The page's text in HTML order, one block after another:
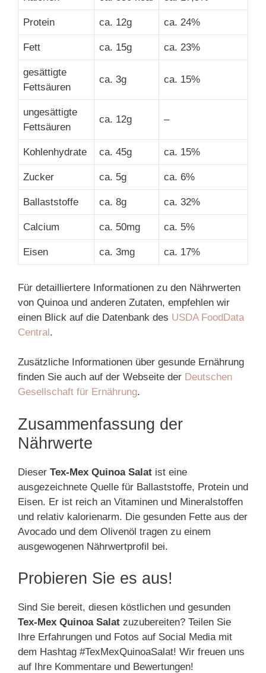
Protein ca. 12g ca. 24%
Fett ca. 15g ca. 23%
gesättigte
Fettsäuren
ca. 3g ca. 15%
ungesättigte
Fettsäuren
ca. 12g –
Kohlenhydrate ca. 45g ca. 15%
Zucker ca. 5g ca. 6%
Ballaststoffe ca. 8g ca. 32%
Calcium ca. 50mg ca. 5%
Eisen ca. 3mg ca. 17%
Für detailliertere Informationen zu den Nährwerten
von Quinoa und anderen Zutaten, empfehlen wir
einen Blick auf die Datenbank des USDA FoodData
Central.
Zusätzliche Informationen über gesunde Ernährung
finden Sie auch auf der Webseite der Deutschen
Gesellschaft für Ernährung.
Zusammenfassung der
Nährwerte
Dieser Tex-Mex Quinoa Salat ist eine
ausgezeichnete Quelle für Ballaststoffe, Protein und
Eisen. Er ist reich an Vitaminen und Mineralstoffen
und relativ kalorienarm. Die gesunden Fette aus der
Avocado und dem Olivenöl tragen zu einem
ausgewogenen Nährwertprofil bei.
Probieren Sie es aus!
Sind Sie bereit, diesen köstlichen und gesunden
Tex-Mex Quinoa Salat zuzubereiten? Teilen Sie
Ihre Erfahrungen und Fotos auf Social Media mit
dem Hashtag #TexMexQuinoaSalat! Wir freuen uns
auf Ihre Kommentare und Bewertungen!